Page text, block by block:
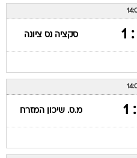
סקציה נס ציונה
מ.ס. שיכון המזרח